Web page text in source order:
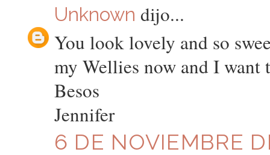
Unknown dijo...
You look lovely and so
my Wellies now and I want
Besos
Jennifer
6 DE NOVIEMBRE